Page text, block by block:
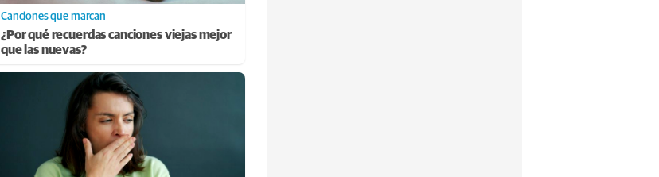
Canciones que marcan
¿Por qué recuerdas canciones viejas mejor
que las nuevas?